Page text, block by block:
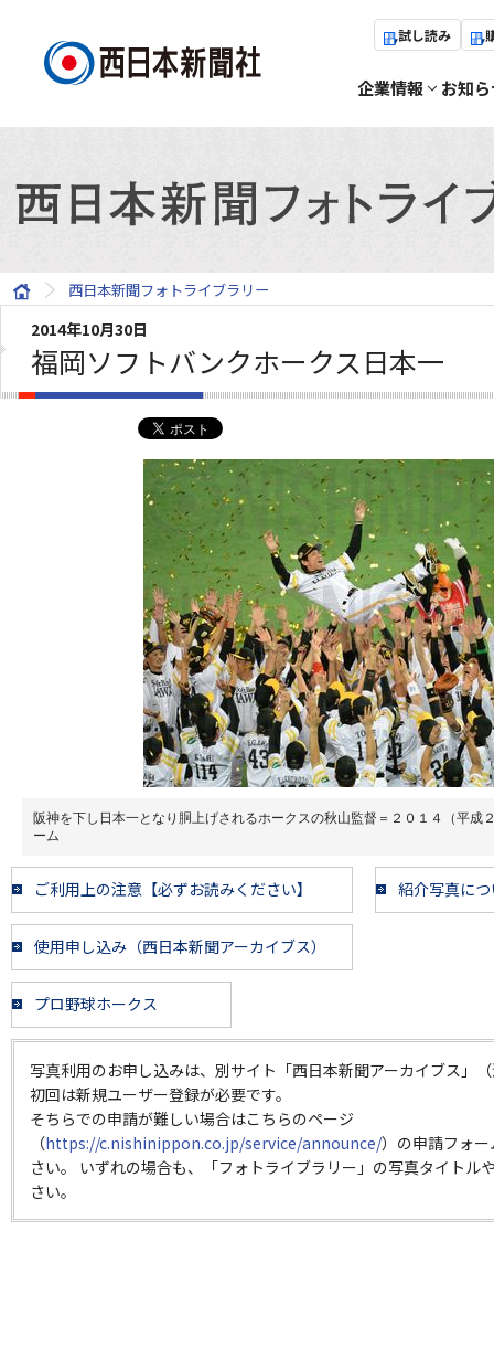
試し読み
企業情報 お知
西日本新聞フォトライブラリー
2014年10月30日
福岡ソフトバンクホークス日本一
阪神を下し日本一となり胴上げされるホークスの秋山監督＝２０１４（平成
ーム
ご利用上の注意【必ずお読みください】 紹介写真に
使用申し込み（西日本新聞アーカイブス）
プロ野球ホークス
写真利用のお申し込みは、別サイト「西日本新聞アーカイブス」
初回は新規ユーザー登録が必要です。
そちらでの申請が難しい場合はこちらのページ
（https://c.nishinippon.co.jp/service/announce/）の申請フォ
さい。 いずれの場合も、「フォトライブラリー」の写真タイトル
さい。